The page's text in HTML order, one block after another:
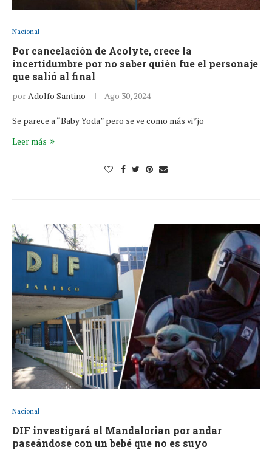
Nacional
Por cancelación de Acolyte, crece la
incertidumbre por no saber quién fue el personaje
que salió al final
porAdolfo Santino Ago 30, 2024
Se parece a “Baby Yoda” pero se ve como más vi*jo
Leer más
Nacional
DIF investigará al Mandalorian por andar
paseándose con un bebé que no es suyo